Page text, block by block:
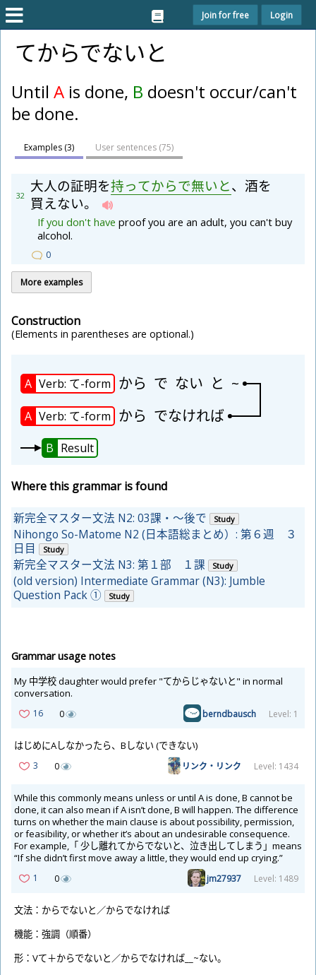
Join for free Login
てからでないと
Until A is done, B doesn't occur/can't
be done.
Examples (3) User sentences (75)
32
大人の証明を持ってからで無い と、 酒を
買えない。
If you don't have proof you are an adult, you can't buy
alcohol.
0
More examples
Construction
(Elements in parentheses are optional.)
A Verb: て-form から で ない と ~
A Verb: て-form から でなければ
B Result
Where this grammar is found
新完全マスター文法 N2: 03課・～後で Study
Nihongo So-Matome N2 (日本語総まとめ）: 第６週 ３
日目
Study
新完全マスター文法 N3: 第１部 １課 Study
(old version) Intermediate Grammar (N3): Jumble
Question Pack ①
Study
Grammar usage notes
My 中学校daughter would prefer "てからじゃないと" in normal
conversation.
16 0 berndbausch Level: 1
はじめにAしなかったら、Bしない (できない)
3 0 リンク・リンク Level: 1434
While this commonly means unless or until A is done, B cannot be
done, it can also mean if A isn’t done, B will happen. The difference
turns on whether the main clause is about possibility, permission,
or feasibility, or whether it’s about an undesirable consequence.
For example,「少し離れてからでないと、 泣き出 してしまう」means
“If she didn’t first move away a little, they would end up crying.”
1 0 jm27937 Level: 1489
文法 ：からでないと／からでなければ
機能 ： 強調 （順番）
形 ：Vて＋からでないと／からでなければ__~ない。